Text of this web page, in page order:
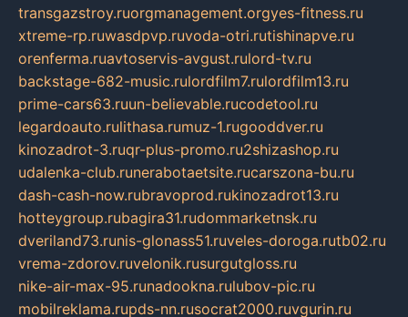
transgazstroy.ruorgmanagement.orgyes-fitness.ru
xtreme-rp.ruwasdpvp.ruvoda-otri.rutishinapve.ru
orenferma.ruavtoservis-avgust.rulord-tv.ru
backstage-682-music.rulordfilm7.rulordfilm13.ru
prime-cars63.ruun-believable.rucodetool.ru
legardoauto.rulithasa.rumuz-1.rugooddver.ru
kinozadrot-3.ruqr-plus-promo.ru2shizashop.ru
udalenka-club.runerabotaetsite.rucarszona-bu.ru
dash-cash-now.rubravoprod.rukinozadrot13.ru
hotteygroup.rubagira31.rudommarketnsk.ru
dveriland73.runis-glonass51.ruveles-doroga.rutb02.ru
vrema-zdorov.ruvelonik.rusurgutgloss.ru
nike-air-max-95.runadookna.rulubov-pic.ru
mobilreklama.rupds-nn.rusocrat2000.ruvgurin.ru